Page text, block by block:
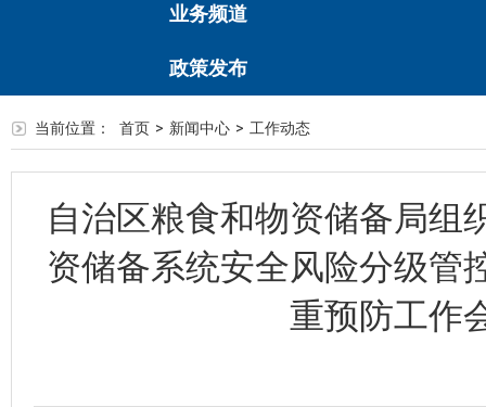
业务频道
政策发布
当前位置： 首页 > 新闻中心 > 工作动态
自治区粮食和物资储备局组
资储备系统安全风险分级管
重预防工作